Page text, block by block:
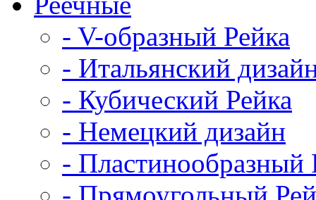
- V-образный Рейка
- Итальянский
- Кубический Рейка
- Немецкий дизайн
- Пластинообразный